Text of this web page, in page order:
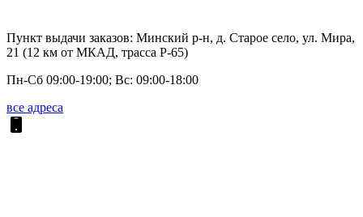
Пункт выдачи заказов: Минский р-н, д. Старое село, ул. Мира,
21 (12 км от МКАД, трасса P-65)
Пн-Сб 09:00-19:00; Вс: 09:00-18:00
все адреса